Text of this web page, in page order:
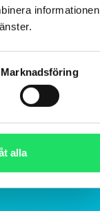
informationen
Marknadsföring
alla